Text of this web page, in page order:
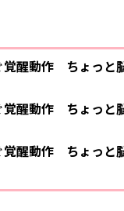
醒動作 ちょっと
醒動作 ちょっと
醒動作 ちょっと